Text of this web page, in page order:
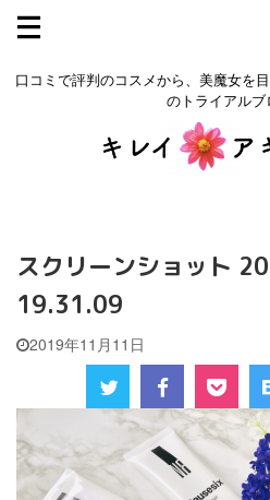
口コミで評判のコスメから、美魔女を
のトライアルブ
スクリーンショット
19.31.09
2019年11月11日